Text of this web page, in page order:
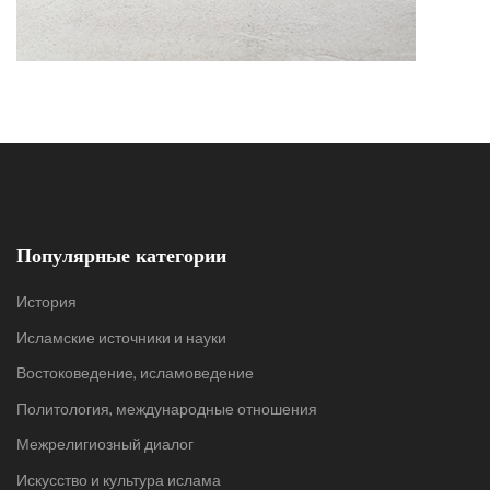
Популярные категории
История
Исламские источники и науки
Востоковедение, исламоведение
Политология, международные отношения
Межрелигиозный диалог
Искусство и культура ислама